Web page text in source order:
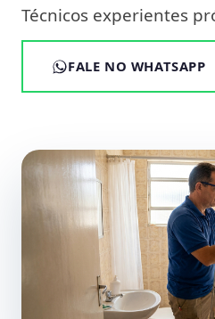
Técnicos experientes
FALE NO WHATSAPP